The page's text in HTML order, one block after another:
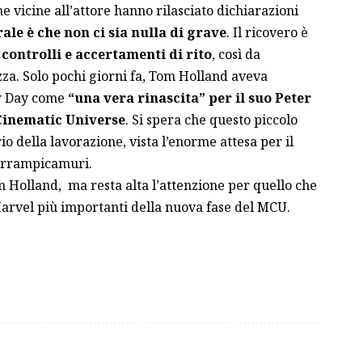
vicine all’attore hanno rilasciato dichiarazioni
è che non ci sia nulla di grave. Il ricovero è
controlli e accertamenti di rito, così da
Solo pochi giorni fa, Tom Holland aveva
come “una vera rinascita” per il suo Peter
Universe. Si spera che questo piccolo
della lavorazione, vista l’enorme attesa per il
Holland, ma resta alta l’attenzione per quello che
più importanti della nuova fase del MCU.